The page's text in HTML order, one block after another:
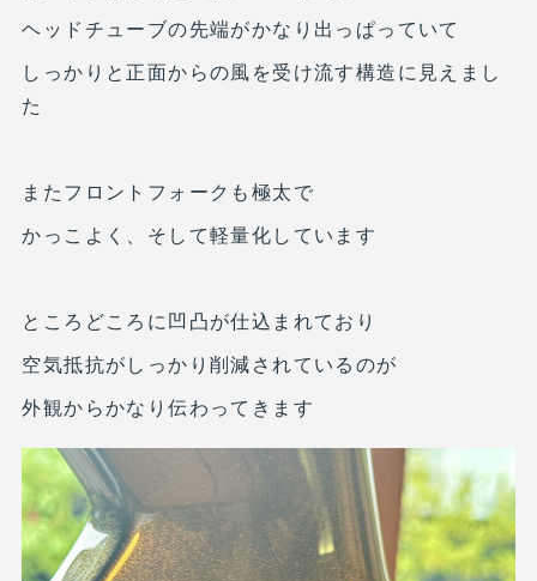
ヘッドチューブの先端がかなり出っぱっていて
しっかりと正面からの風を受け流す構造に見えまし
た
またフロントフォークも極太で
かっこよく、そして軽量化しています
ところどころに凹凸が仕込まれており
空気抵抗がしっかり削減されているのが
外観からかなり伝わってきます